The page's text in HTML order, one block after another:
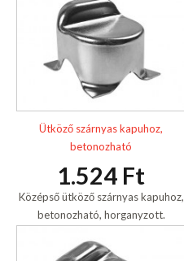
Ütköző szárnyas kapuhoz,
betonozható
1.524 Ft
Középső ütköző szárnyas kapuhoz,
betonozható, horganyzott.